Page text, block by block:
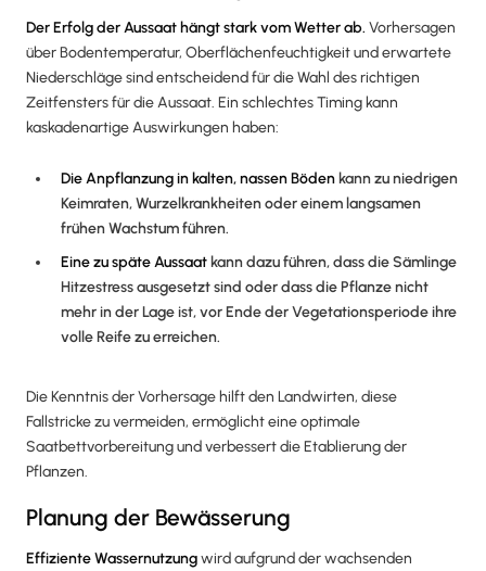
Der Erfolg der Aussaat hängt stark vom Wetter ab. Vorhersagen
über Bodentemperatur, Oberflächenfeuchtigkeit und erwartete
Niederschläge sind entscheidend für die Wahl des richtigen
Zeitfensters für die Aussaat. Ein schlechtes Timing kann
kaskadenartige Auswirkungen haben:
Die Anpflanzung in kalten, nassen Böden kann zu niedrigen
Keimraten, Wurzelkrankheiten oder einem langsamen
frühen Wachstum führen.
Eine zu späte Aussaat kann dazu führen, dass die Sämlinge
Hitzestress ausgesetzt sind oder dass die Pflanze nicht
mehr in der Lage ist, vor Ende der Vegetationsperiode ihre
volle Reife zu erreichen.
Die Kenntnis der Vorhersage hilft den Landwirten, diese
Fallstricke zu vermeiden, ermöglicht eine optimale
Saatbettvorbereitung und verbessert die Etablierung der
Pflanzen.
Planung der Bewässerung
Effiziente Wassernutzungwird aufgrund der wachsenden